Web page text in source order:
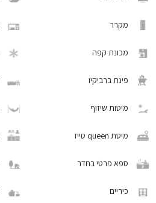
מקרר
מכונת קפה
פינת ברביקיו
מיטות שיזוף
מיטת queen סייז
ספא פרטי בחדר
כיריים